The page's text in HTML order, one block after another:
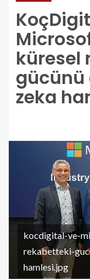
küresel
gücünü
zeka
kocdigital-ve-
rekabetteki-
hamlesi.jpg